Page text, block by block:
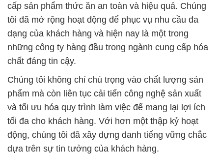
cấp sản phẩm thức ăn an toàn và hiệu quả. Chúng
tôi đã mở rộng hoạt động để phục vụ nhu cầu đa
dạng của khách hàng và hiện nay là một trong
những công ty hàng đầu trong ngành cung cấp hóa
chất đáng tin cậy.
Chúng tôi không chỉ chú trọng vào chất lượng sản
phẩm mà còn liên tục cải tiến công nghệ sản xuất
và tối ưu hóa quy trình làm việc để mang lại lợi ích
tối đa cho khách hàng. Với hơn một thập kỷ hoạt
động, chúng tôi đã xây dựng danh tiếng vững chắc
dựa trên sự tin tưởng của khách hàng.